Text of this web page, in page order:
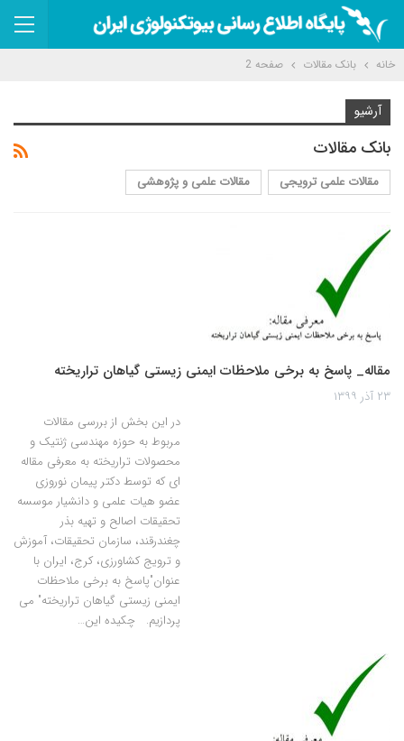
خانه بانک مقالات صفحه 2
آرشیو
بانک مقالات
مقالات علمی ترویجی مقالات علمی و پژوهشی
مقاله_ پاسخ به برخی ملاحظات ایمنی زیستی گیاهان تراریخته
۲۳ آذر ۱۳۹۹
در این بخش از بررسی مقالات
مربوط به حوزه مهندسی ژنتیک و
محصولات تراریخته به معرفی مقاله
ای که توسط دکتر پیمان نوروزی
عضو هیات علمی و دانشیار موسسه
تحقیقات اصالح و تهیه بذر
چغندرقند، سازمان تحقیقات، آموزش
و ترویج کشاورزی، کرج، ایران با
عنوان"پاسخ به برخی ملاحظات
ایمنی زیستی گیاهان تراریخته" می
پردازیم. چکیده این…